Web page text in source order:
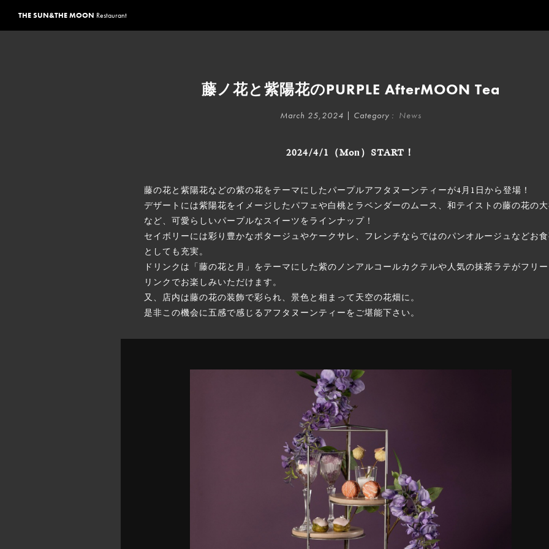
THE SUN&THE MOON Restaurant
藤ノ花と紫陽花のPURPLE AfterMOON Tea
March 25,2024 | Category : News
2024/4/1（Mon）START！
藤の花と紫陽花などの紫の花をテーマにしたパープルアフタヌーンティーが4月1日から登場！
デザートには紫陽花をイメージしたパフェや白桃とラベンダーのムース、和テイストの藤の花の
など、可愛らしいパープルなスイーツをラインナップ！
セイボリーには彩り豊かなポタージュやケークサレ、フレンチならではのパンオルージュなどお
としても充実。
ドリンクは「藤の花と月」をテーマにした紫のノンアルコールカクテルや人気の抹茶ラテがフリ
リンクでお楽しみいただけます。
又、店内は藤の花の装飾で彩られ、景色と相まって天空の花畑に。
是非この機会に五感で感じるアフタヌーンティーをご堪能下さい。